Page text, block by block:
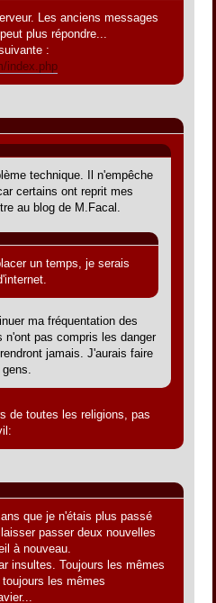
Les anciens messages
plus répondre...
:
index.php
technique. Il n'empêche
certains ont reprit mes
au blog de M.Facal.
un temps, je serais
ma fréquentation des
n'ont pas compris les danger
jamais. J'aurais faire
de toutes les religions, pas
que je n'étais plus passé
passer deux nouvelles
à nouveau.
insultes. Toujours les mêmes
les mêmes